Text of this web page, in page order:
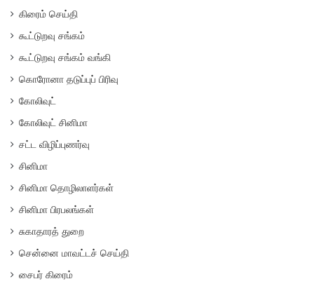
கிரைம் செய்தி
கூட்டுறவு சங்கம்
கூட்டுறவு சங்கம் வங்கி
கொரோனா தடுப்புப் பிரிவு
கோலிவுட்
கோலிவுட் சினிமா
சட்ட விழிப்புணர்வு
சினிமா
சினிமா தொழிலாளர்கள்
சினிமா பிரபலங்கள்
சுகாதாரத் துறை
சென்னை மாவட்டச் செய்தி
சைபர் கிரைம்